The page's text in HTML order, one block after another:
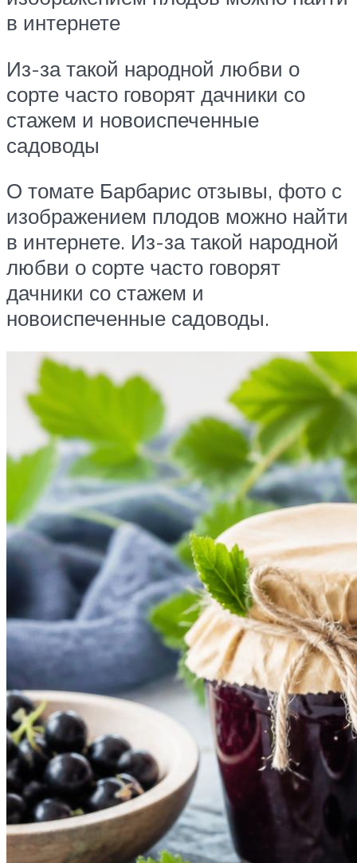
в интернете
Из-за такой народной любви о
сорте часто говорят дачники со
стажем и новоиспеченные
садоводы
О томате Барбарис отзывы, фото с
изображением плодов можно найти
в интернете. Из-за такой народной
любви о сорте часто говорят
дачники со стажем и
новоиспеченные садоводы.